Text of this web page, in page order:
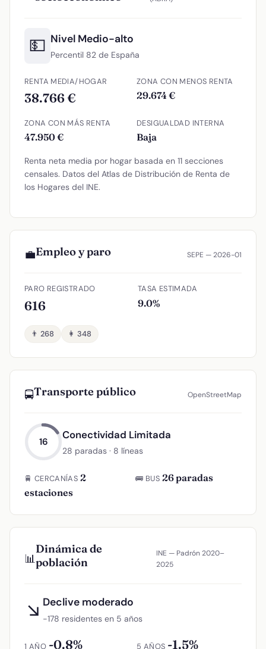
💵 Nivel Medio-alto
Percentil 82 de España
RENTA MEDIA/HOGAR
38.766 €
ZONA CON MENOS RENTA
29.674 €
ZONA CON MÁS RENTA
47.950 €
DESIGUALDAD INTERNA
Baja
Renta neta media por hogar basada en 11 secciones
censales. Datos del Atlas de Distribución de Renta de
los Hogares del INE.
💼Empleo y paro SEPE — 2026-01
PARO REGISTRADO
616
TASA ESTIMADA
9.0%
👨 268 👩 348
🚍Transporte público OpenStreetMap
16
Conectividad Limitada
28 paradas · 8 líneas
🚆 CERCANÍAS 2
estaciones
🚌 BUS 26 paradas
📊
Dinámica de
población
INE — Padrón 2020–
2025
↘ Declive moderado
−178 residentes en 5 años
1 AÑO -0.8% 5 AÑOS -1.5%